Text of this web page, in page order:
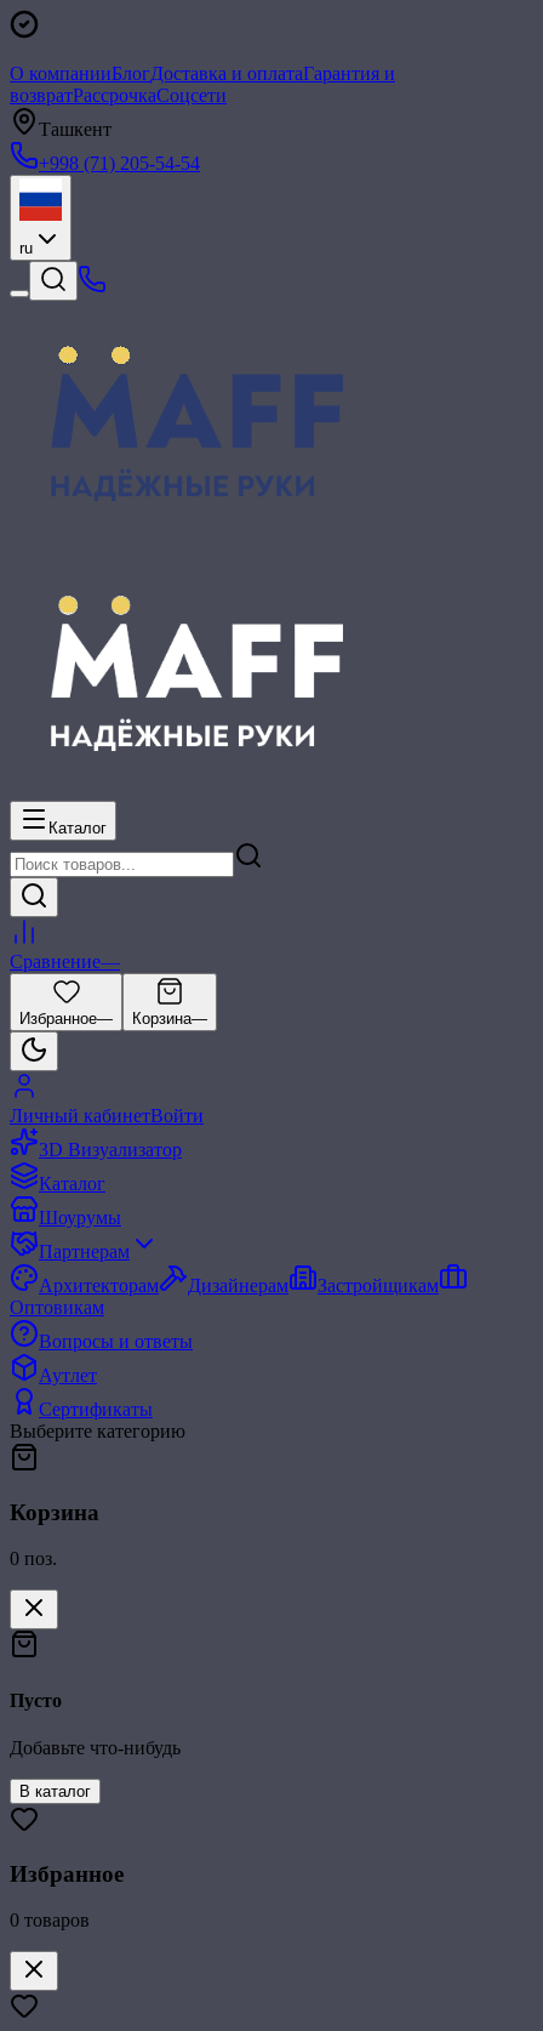
О компанииБлогДоставка и оплатаГарантия и
возвратРассрочкаСоцсети
Ташкент
+998 (71) 205-54-54
ru
Каталог
Сравнение—
Избранное— Корзина—
Личный кабинетВойти
3D Визуализатор
Каталог
Шоурумы
Партнерам
Архитекторам
Дизайнерам
Застройщикам
Оптовикам
Вопросы и ответы
Аутлет
Сертификаты
Выберите категорию
Корзина
0 поз.
Пусто
Добавьте что-нибудь
В каталог
Избранное
0 товаров